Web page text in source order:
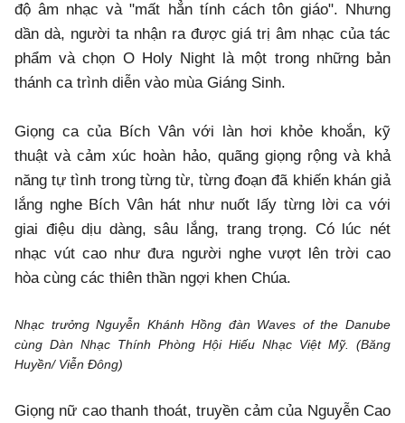
độ âm nhạc và "mất hẳn tính cách tôn giáo". Nhưng
dần dà, người ta nhận ra được giá trị âm nhạc của tác
phẩm và chọn O Holy Night là một trong những bản
thánh ca trình diễn vào mùa Giáng Sinh.
Giọng ca của Bích Vân với làn hơi khỏe khoắn, kỹ
thuật và cảm xúc hoàn hảo, quãng giọng rộng và khả
năng tự tình trong từng từ, từng đoạn đã khiến khán giả
lắng nghe Bích Vân hát như nuốt lấy từng lời ca với
giai điệu dịu dàng, sâu lắng, trang trọng. Có lúc nét
nhạc vút cao như đưa người nghe vượt lên trời cao
hòa cùng các thiên thần ngợi khen Chúa.
Nhạc trưởng Nguyễn Khánh Hồng đàn Waves of the Danube
cùng Dàn Nhạc Thính Phòng Hội Hiếu Nhạc Việt Mỹ. (Băng
Huyền/ Viễn Đông)
Giọng nữ cao thanh thoát, truyền cảm của Nguyễn Cao